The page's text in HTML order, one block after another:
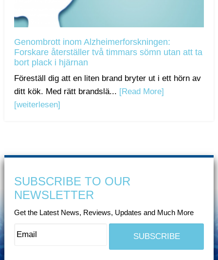
Genombrott inom Alzheimerforskningen:
Forskare återställer två timmars sömn utan att ta
bort plack i hjärnan
Föreställ dig att en liten brand bryter ut i ett hörn av
ditt kök. Med rätt brandslä... [Read More]
[weiterlesen]
SUBSCRIBE TO OUR
NEWSLETTER
Get the Latest News, Reviews, Updates and Much More